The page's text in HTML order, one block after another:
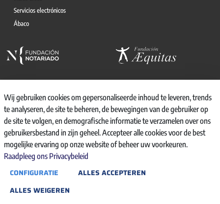
Servicios electrónicos
Ábaco
© 2026, CONSEJO GENERAL DEL NOTARIO
CANAL INTERNO DE INFORMACIÓN
REGISTRO DE ACTIVIDADES DE TRATAMIENTO
AVISO LEGAL
POLÍTICA DE COOKIES
ACCESIBILIDAD
Wij gebruiken cookies om gepersonaliseerde inhoud te leveren, trends
te analyseren, de site te beheren, de bewegingen van de gebruiker op
de site te volgen, en demografische informatie te verzamelen over ons
gebruikersbestand in zijn geheel. Accepteer alle cookies voor de best
mogelijke ervaring op onze website of beheer uw voorkeuren.
Raadpleeg ons Privacybeleid
CONFIGURATIE
ALLES ACCEPTEREN
ALLES WEIGEREN